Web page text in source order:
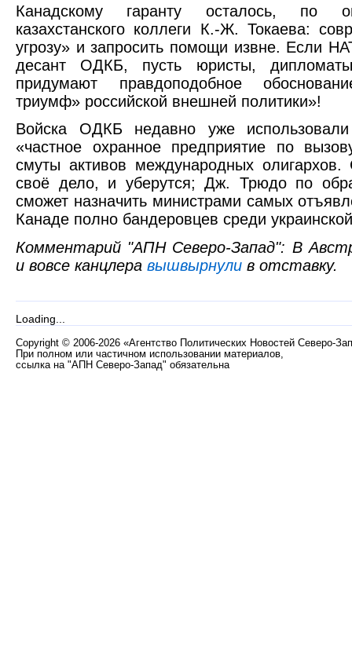
Канадскому гаранту осталось, по
казахстанского коллеги К.-Ж. Токаева:
угрозу» и запросить помощи извне. Если
десант ОДКБ, пусть юристы,
придумают правдоподобное
триумф» российской внешней политики»!
Войска ОДКБ недавно уже
«частное охранное предприятие по
смуты активов международных
своё дело, и уберутся; Дж. Трюдо по
сможет назначить министрами самых
Канаде полно бандеровцев среди
Комментарий "АПН Северо-Запад": В
и вовсе канцлера вышвырнули в отставку.
Loading...
Copyright © 2006-2026 «Агентство Политических Новостей Северо-
При полном или частичном использовании материалов,
ссылка на "АПН Северо-Запад" обязательна